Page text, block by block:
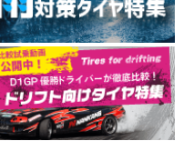
ベルスター）は、アメリカに拠点を
品質でコストパフォーマンスを両
、規定に合格しています。
4.44